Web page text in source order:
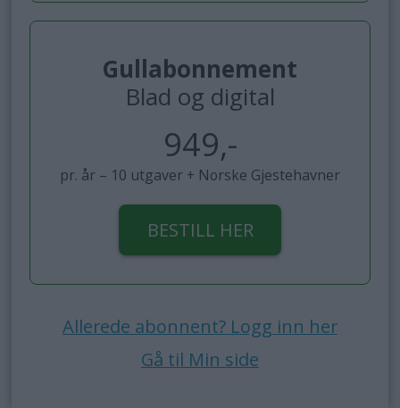
Gullabonnement
Blad og digital
949,-
pr. år – 10 utgaver + Norske Gjestehavner
BESTILL HER
Allerede abonnent? Logg inn her
Gå til Min side